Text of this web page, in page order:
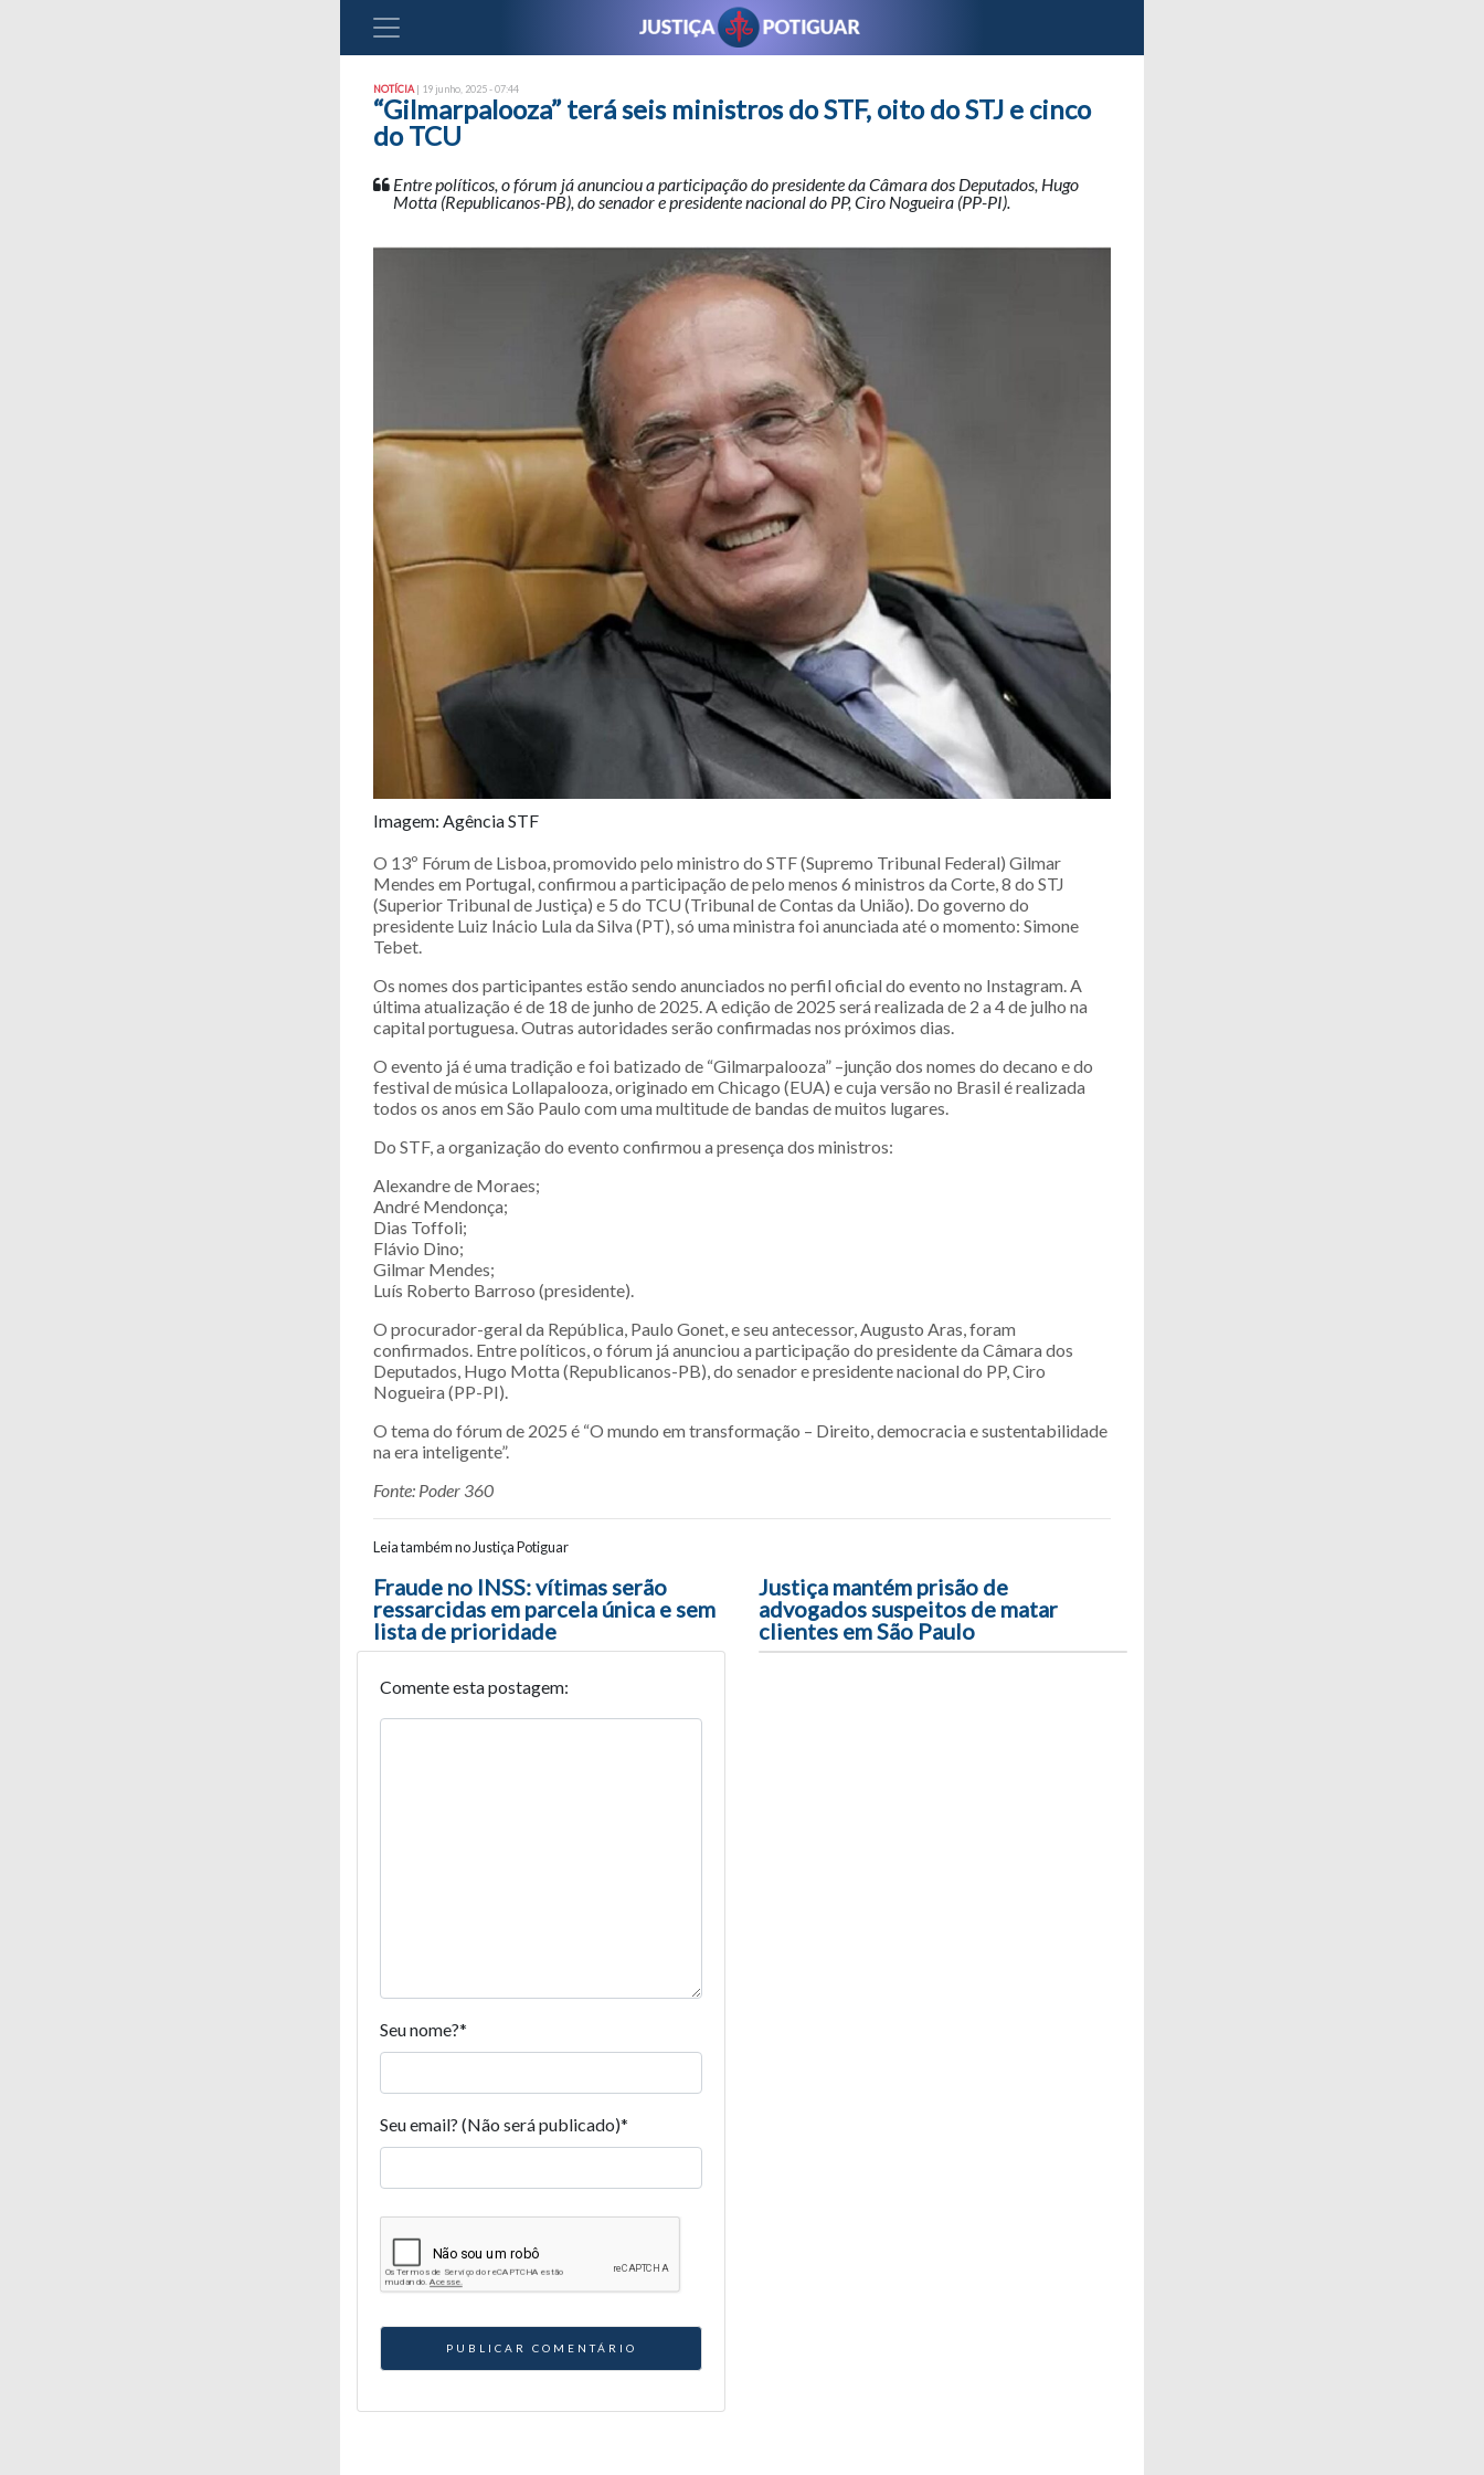
NOTÍCIA | 19 junho, 2025 - 07:44
“Gilmarpalooza” terá seis ministros do STF, oito do STJ e cinco
do TCU
Entre políticos, o fórum já anunciou a participação do presidente da Câmara dos Deputados, Hugo
Motta (Republicanos-PB), do senador e presidente nacional do PP, Ciro Nogueira (PP-PI).
Imagem: Agência STF
O 13º Fórum de Lisboa, promovido pelo ministro do STF (Supremo Tribunal Federal) Gilmar
Mendes em Portugal, confirmou a participação de pelo menos 6 ministros da Corte, 8 do STJ
(Superior Tribunal de Justiça) e 5 do TCU (Tribunal de Contas da União). Do governo do
presidente Luiz Inácio Lula da Silva (PT), só uma ministra foi anunciada até o momento: Simone
Tebet.
Os nomes dos participantes estão sendo anunciados no perfil oficial do evento no Instagram. A
última atualização é de 18 de junho de 2025. A edição de 2025 será realizada de 2 a 4 de julho na
capital portuguesa. Outras autoridades serão confirmadas nos próximos dias.
O evento já é uma tradição e foi batizado de “Gilmarpalooza” –junção dos nomes do decano e do
festival de música Lollapalooza, originado em Chicago (EUA) e cuja versão no Brasil é realizada
todos os anos em São Paulo com uma multitude de bandas de muitos lugares.
Do STF, a organização do evento confirmou a presença dos ministros:
Alexandre de Moraes;
André Mendonça;
Dias Toffoli;
Flávio Dino;
Gilmar Mendes;
Luís Roberto Barroso (presidente).
O procurador-geral da República, Paulo Gonet, e seu antecessor, Augusto Aras, foram
confirmados. Entre políticos, o fórum já anunciou a participação do presidente da Câmara dos
Deputados, Hugo Motta (Republicanos-PB), do senador e presidente nacional do PP, Ciro
Nogueira (PP-PI).
O tema do fórum de 2025 é “O mundo em transformação – Direito, democracia e sustentabilidade
na era inteligente”.
Fonte: Poder 360
Leia também no Justiça Potiguar
Navegação entre posts
Fraude no INSS: vítimas serão
ressarcidas em parcela única e sem
lista de prioridade
Justiça mantém prisão de
advogados suspeitos de matar
clientes em São Paulo
Comente esta postagem:
Seu nome?*
Seu email? (Não será publicado)*